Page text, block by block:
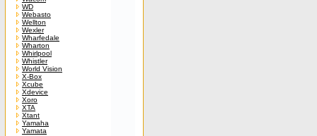
WD
Webasto
Wellton
Wexler
Wharfedale
Wharton
Whirlpool
Whistler
World Vision
X-Box
Xcube
Xdevice
Xoro
XTA
Xtant
Yamaha
Yamata